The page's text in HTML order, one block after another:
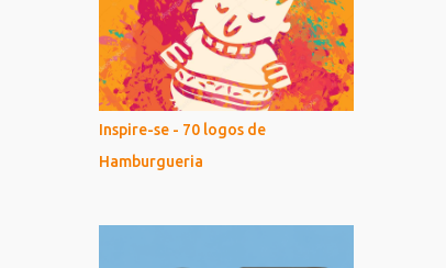
Inspire-se - 70 logos de
Hamburgueria